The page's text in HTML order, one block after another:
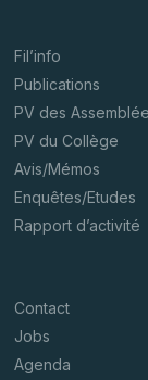
Fil’info
Publications
PV des
PV du Collège
Avis/Mémos
Enquêtes/Etudes
Rapport d’activité
Contact
Jobs
Agenda